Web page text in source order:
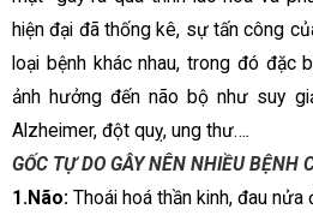
hiện đại đã thống kê, sự tấn công
loại bệnh khác nhau, trong đó đặc
ảnh hưởng đến não bộ như suy
Alzheimer, đột quỵ, ung thư….
GỐC TỰ DO GÂY NÊN NHIỀU BỆNH
1.Não: Thoái hoá thần kinh, đau